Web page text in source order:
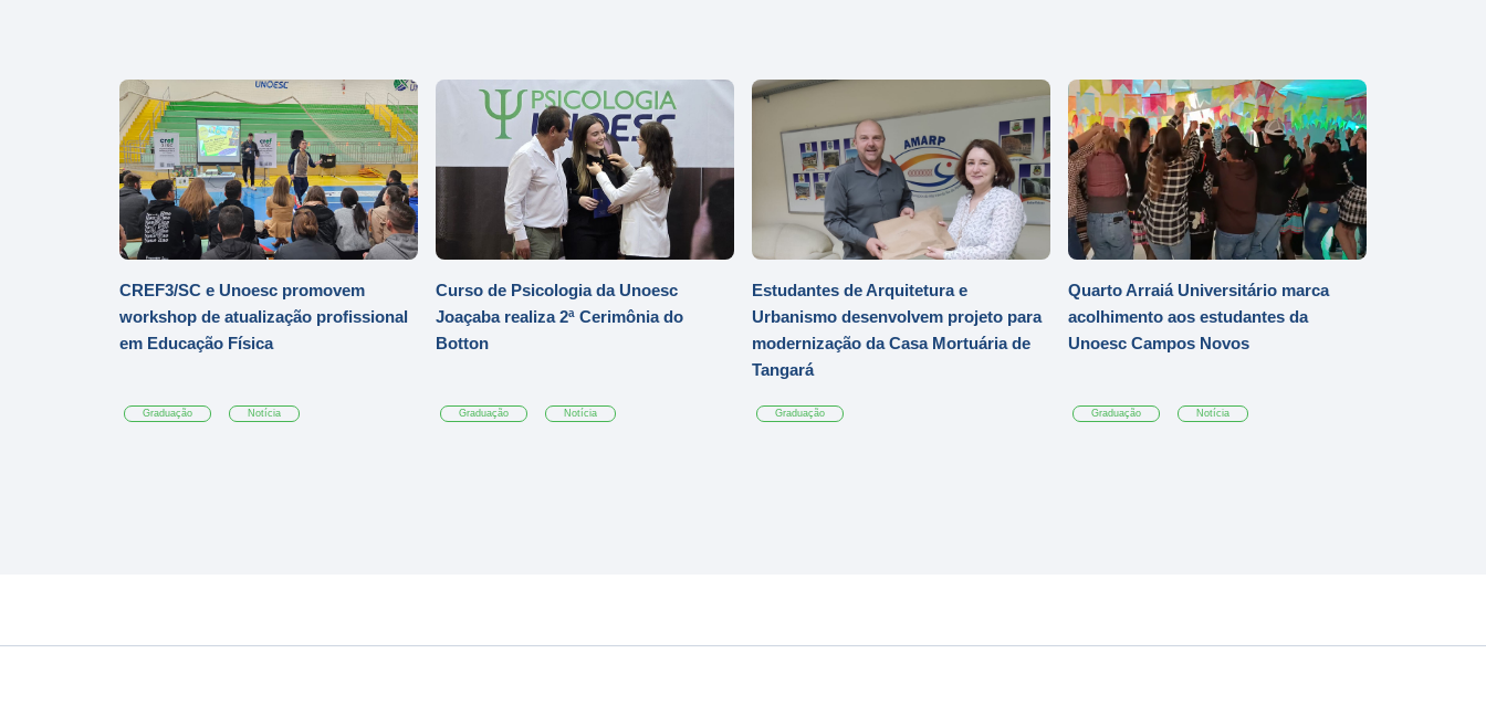
CREF3/SC e Unoesc promovem
workshop de atualização profissional
em Educação Física
Graduação Notícia
Curso de Psicologia da Unoesc
Joaçaba realiza 2ª Cerimônia do
Botton
Graduação Notícia
Estudantes de Arquitetura e
Urbanismo desenvolvem projeto para
modernização da Casa Mortuária de
Tangará
Graduação
Quarto Arraiá Universitário marca
acolhimento aos estudantes da
Unoesc Campos Novos
Graduação Notícia